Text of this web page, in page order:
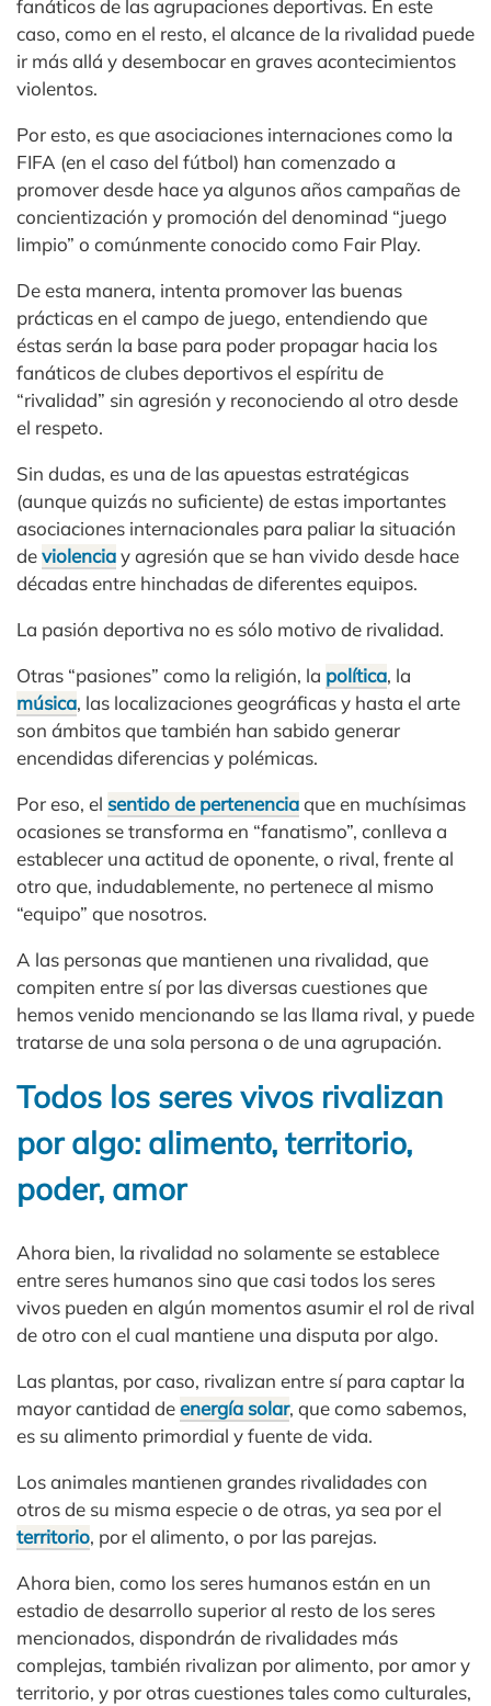
fanáticos de las agrupaciones deportivas. En este
caso, como en el resto, el alcance de la rivalidad puede
ir más allá y desembocar en graves acontecimientos
violentos.
Por esto, es que asociaciones internaciones como la
FIFA (en el caso del fútbol) han comenzado a
promover desde hace ya algunos años campañas de
concientización y promoción del denominad “juego
limpio” o comúnmente conocido como Fair Play.
De esta manera, intenta promover las buenas
prácticas en el campo de juego, entendiendo que
éstas serán la base para poder propagar hacia los
fanáticos de clubes deportivos el espíritu de
“rivalidad” sin agresión y reconociendo al otro desde
el respeto.
Sin dudas, es una de las apuestas estratégicas
(aunque quizás no suficiente) de estas importantes
asociaciones internacionales para paliar la situación
deviolenciay agresión que se han vivido desde hace
décadas entre hinchadas de diferentes equipos.
La pasión deportiva no es sólo motivo de rivalidad.
Otras “pasiones” como la religión, la política, la
música, las localizaciones geográficas y hasta el arte
son ámbitos que también han sabido generar
encendidas diferencias y polémicas.
Por eso, el sentido de pertenenciaque en muchísimas
ocasiones se transforma en “fanatismo”, conlleva a
establecer una actitud de oponente, o rival, frente al
otro que, indudablemente, no pertenece al mismo
“equipo” que nosotros.
A las personas que mantienen una rivalidad, que
compiten entre sí por las diversas cuestiones que
hemos venido mencionando se las llama rival, y puede
tratarse de una sola persona o de una agrupación.
Todos los seres vivos rivalizan
por algo: alimento, territorio,
poder, amor
Ahora bien, la rivalidad no solamente se establece
entre seres humanos sino que casi todos los seres
vivos pueden en algún momentos asumir el rol de rival
de otro con el cual mantiene una disputa por algo.
Las plantas, por caso, rivalizan entre sí para captar la
mayor cantidad deenergía solar, que como sabemos,
es su alimento primordial y fuente de vida.
Los animales mantienen grandes rivalidades con
otros de su misma especie o de otras, ya sea por el
territorio, por el alimento, o por las parejas.
Ahora bien, como los seres humanos están en un
estadio de desarrollo superior al resto de los seres
mencionados, dispondrán de rivalidades más
complejas, también rivalizan por alimento, por amor y
territorio, y por otras cuestiones tales como culturales,